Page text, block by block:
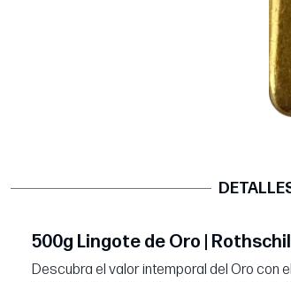
500g Lingote de Oro |
Descubra el valor intemporal del Oro con